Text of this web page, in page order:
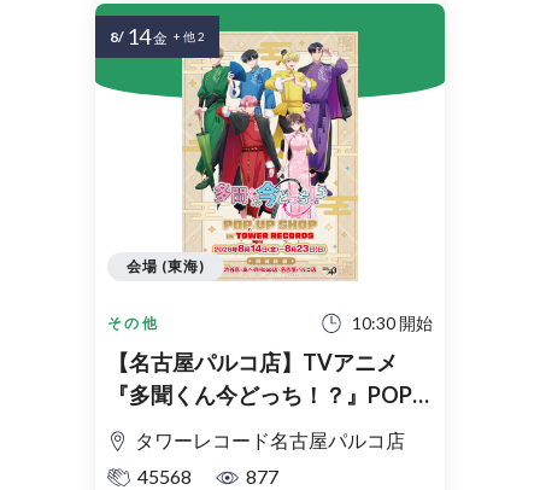
その他 10:30 開始
【名古屋パルコ店】TVアニメ
『多聞くん今どっち！？』POP
UP SHOP in TOWER RECORDS入
場整理券
タワーレコード名古屋パルコ店
45568
877
会場 (東海)
8/ 14金 + 他 2